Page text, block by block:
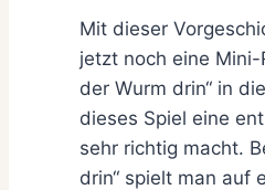
Mit dieser
jetzt noch eine Mini-
der Wurm drin“ in
dieses Spiel eine
sehr richtig macht.
drin“ spielt man auf